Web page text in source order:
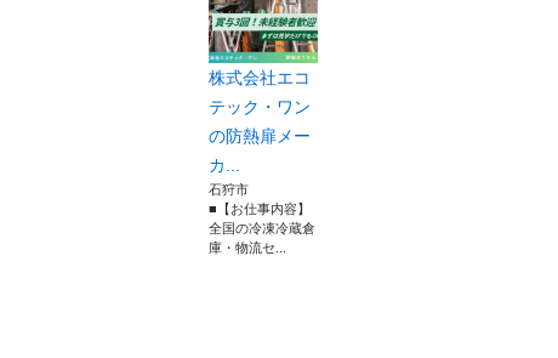
株式会社エコ
テック・ワン
の防熱扉メー
カ...
石狩市
■【お仕事内容】
全国の冷凍冷蔵倉
庫・物流セ...